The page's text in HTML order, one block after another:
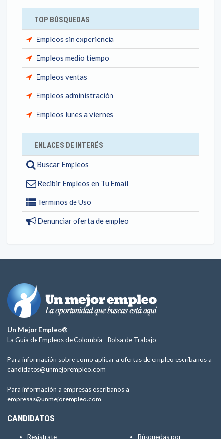
TOP BÚSQUEDAS
Empleos sin experiencia
Empleos medio tiempo
Empleos ventas
Empleos administración
Empleos lunes a viernes
ENLACES DE INTERÉS
Buscar Empleos
Recibir Empleos en Tu Email
Términos de Uso
Denunciar oferta de empleo
Un Mejor Empleo®
La Guía de Empleos de Colombia - Bolsa de Trabajo
Para información sobre como aplicar a ofertas de empleo escríbanos a
candidatos@unmejorempleo.com
Para información a empresas escríbanos a
empresas@unmejorempleo.com
CANDIDATOS
Regístrate Búsquedas por